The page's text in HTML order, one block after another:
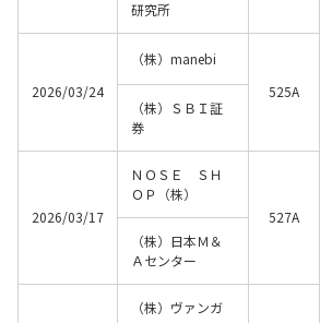
研究所
2026/03/24
（株）manebi
525A
（株）ＳＢＩ証
券
2026/03/17
ＮＯＳＥ ＳＨ
ＯＰ（株）
527A
（株）日本Ｍ＆
Ａセンター
（株）ヴァンガ